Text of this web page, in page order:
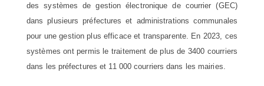
des systèmes de gestion électronique de courrier (GEC)
dans plusieurs préfectures et administrations communales
pour une gestion plus efficace et transparente. En 2023, ces
systèmes ont permis le traitement de plus de 3400 courriers
dans les préfectures et 11 000 courriers dans les mairies.